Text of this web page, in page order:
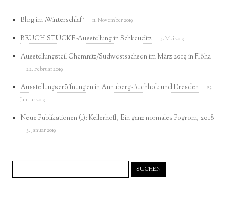
Blog im ‚Winterschlaf‘ 11. November 2019
BRUCH|STÜCKE-Ausstellung in Schkeuditz 15. Mai 2019
Ausstellungsteil Chemnitz/Südwestsachsen im März 2019 in Flöha
22. Februar 2019
Ausstellungseröffnungen in Annaberg-Buchholz und Dresden
23.
Januar 2019
Neue Publikationen (1): Kellerhoff, Ein ganz normales Pogrom, 2018
3. Januar 2019
nach: